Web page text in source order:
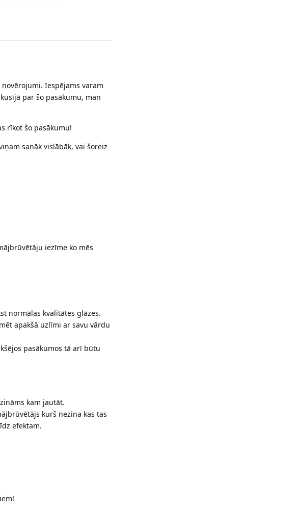
Iespējams varam
par šo pasākumu, man
rīkot šo pasākumu!
sanāk vislābāk, vai šoreiz
iezīme ko mēs
normālas kvalitātes glāzes.
apakšā uzlīmi ar savu vārdu
pasākumos tā arī būtu
kam jautāt.
kurš nezina kas tas
efektam.